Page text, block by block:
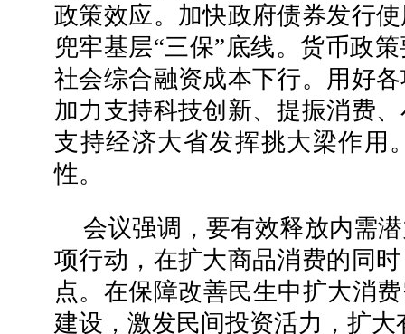
政策效应。加快政府债券发行
兜牢基层“三保”底线。货币政
社会综合融资成本下行。用好
加力支持科技创新、提振消费
支持经济大省发挥挑大梁作用
性。
会议强调，要有效释放内需
项行动，在扩大商品消费的同
点。在保障改善民生中扩大消
建设，激发民间投资活力，扩大